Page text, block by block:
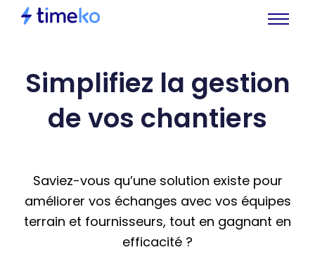
Simplifiez la gestion
de vos chantiers
Saviez-vous qu’une solution existe pour
améliorer vos échanges avec vos équipes
terrain et fournisseurs, tout en gagnant en
efficacité ?